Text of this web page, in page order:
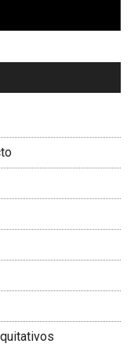
01:04
Corporación